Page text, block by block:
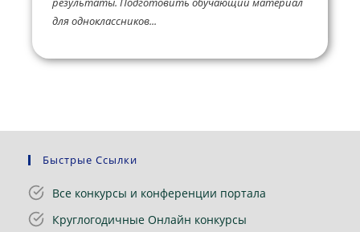
для одноклассников...
Быстрые Ссылки
Все конкурсы и конференции портала
Круглогодичные Онлайн конкурсы